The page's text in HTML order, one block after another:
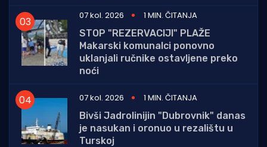
07 kol. 2026
1 MIN. ČITANJA
STOP "REZERVACIJI" PLAŽE
Makarski komunalci ponovno
uklanjali ručnike ostavljene preko
noći
07 kol. 2026
1 MIN. ČITANJA
Bivši Jadrolinijin "Dubrovnik" danas
je nasukan i oronuo u rezalištu u
Turskoj